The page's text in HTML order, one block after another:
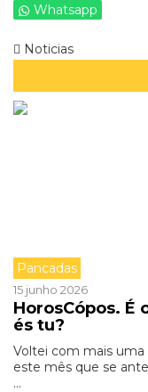
Whatsapp
Noticias
Pancadas
15 junho 2026
HorosCópos. É
és tu?
Voltei com mais uma
este mês que se
...